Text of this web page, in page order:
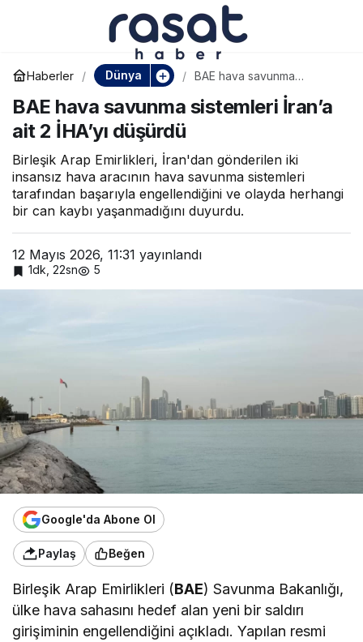
Haberler Dünya
BAE hava savunma
düşürdü
BAE hava savunma sistemleri İran’a
ait 2 İHA’yı düşürdü
Birleşik Arap Emirlikleri, İran'dan gönderilen iki
insansız hava aracının hava savunma sistemleri
tarafından başarıyla engellendiğini ve olayda herhangi
bir can kaybı yaşanmadığını duyurdu.
12 Mayıs 2026, 11:31 yayınlandı
1dk, 22sn 5
Google'da Abone Ol
Paylaş Beğen
Birleşik Arap Emirlikleri (BAE) Savunma Bakanlığı,
ülke hava sahasını hedef alan yeni bir saldırı
girişiminin engellendiğini açıkladı. Yapılan resmi
İran: Müzakereler
teslimiyet değil stratejik
bir hamledir